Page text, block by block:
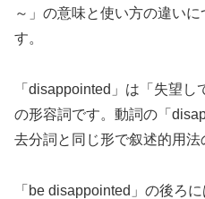
～」の意味と使い方の違い
す。
「disappointed」は「失望
の形容詞です。動詞の「
去分詞と同じ形で叙述的用法
「be disappointed」の後ろ